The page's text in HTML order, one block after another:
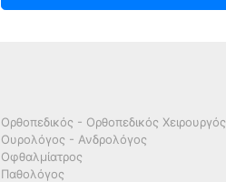
Ορθοπεδικός - Ορθοπεδικός Χειρουργός
Ουρολόγος - Ανδρολόγος
Οφθαλμίατρος
Παθολόγος